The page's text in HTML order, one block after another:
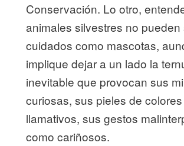
Conservación. Lo otro,
animales silvestres no pueden
cuidados como mascotas,
implique dejar a un lado la
inevitable que provocan sus
curiosas, sus pieles de colores
llamativos, sus gestos
como cariñosos.